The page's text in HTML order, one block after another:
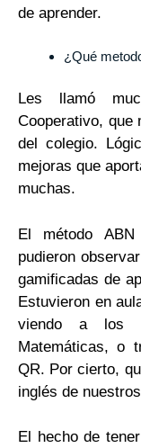
de aprender.
¿Qué
Les llamó
Cooperativo, que
del colegio.
mejoras que
muchas.
El método
pudieron
gamificadas de
Estuvieron en
viendo a los
Matemáticas, o
QR. Por cierto,
inglés de
El hecho de